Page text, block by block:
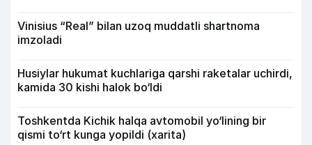
Vinisius “Real” bilan uzoq muddatli shartnoma
imzoladi
Husiylar hukumat kuchlariga qarshi raketalar uchirdi,
kamida 30 kishi halok bo‘ldi
Toshkentda Kichik halqa avtomobil yo‘lining bir
qismi to‘rt kunga yopildi (xarita)